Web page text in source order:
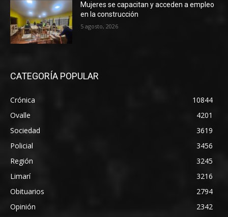
Mujeres se capacitan y acceden a empleo
en la construcción
5 agosto, 2026
CATEGORÍA POPULAR
Crónica
10844
Ovalle
4201
Sociedad
3619
Policial
3456
Región
3245
Limarí
3216
Obituarios
2794
Opinión
2342